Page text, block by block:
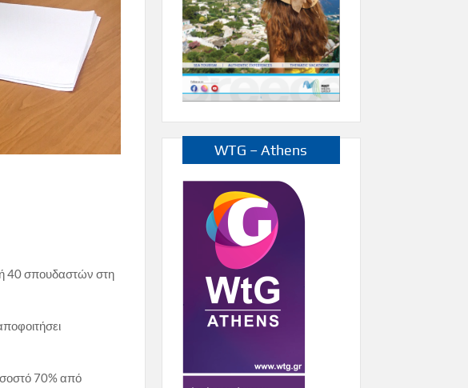
40 σπουδαστών στη
70% από
WTG – Athens